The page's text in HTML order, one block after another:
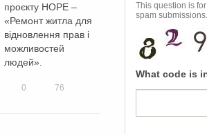
проєкту HOPE –
«Ремонт житла для
відновлення прав і
можливостей
людей».
0 76
This question is
spam submissions.
What code is